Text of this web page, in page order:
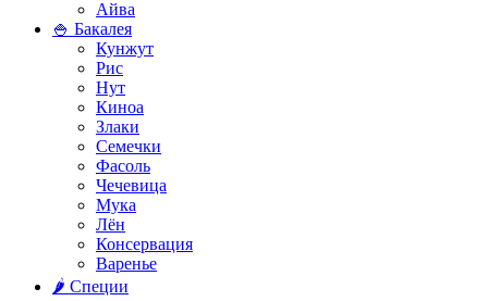
Айва
🍚 Бакалея
Кунжут
Рис
Нут
Киноа
Злаки
Семечки
Фасоль
Чечевица
Мука
Лён
Консервация
Варенье
🌶️ Специи